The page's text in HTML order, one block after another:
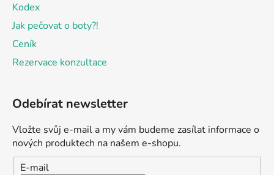
Kodex
Jak pečovat o boty?!
Ceník
Rezervace konzultace
Odebírat newsletter
Vložte svůj e-mail a my vám budeme zasílat informace o
nových produktech na našem e-shopu.
E-mail